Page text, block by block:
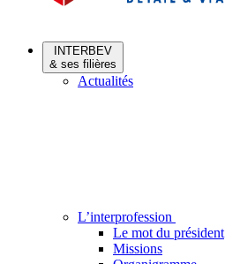
INTERBEV
& ses filières
Actualités
L’interprofession
Le mot du président
Missions